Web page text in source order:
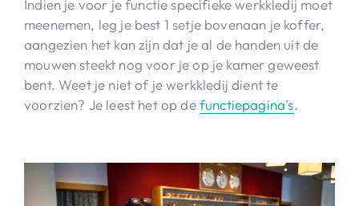
Indien je voor je functie specifieke werkkledij moet
meenemen, leg je best 1 setje bovenaan je koffer,
aangezien het kan zijn dat je al de handen uit de
mouwen steekt nog voor je op je kamer geweest
bent. Weet je niet of je werkkledij dient te
voorzien? Je leest het op defunctiepagina's.